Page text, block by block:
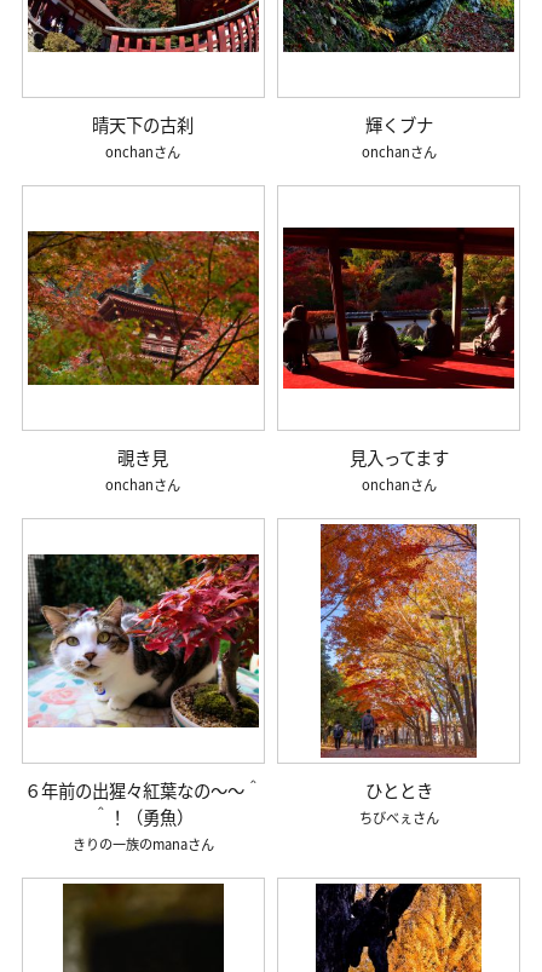
晴天下の古刹
onchan
輝くブナ
onchan
覗き見
onchan
見入ってます
onchan
６年前の出猩々紅葉なの～～＾
＾！（勇魚）
きりの一族のmana
ひととき
ちびべぇ